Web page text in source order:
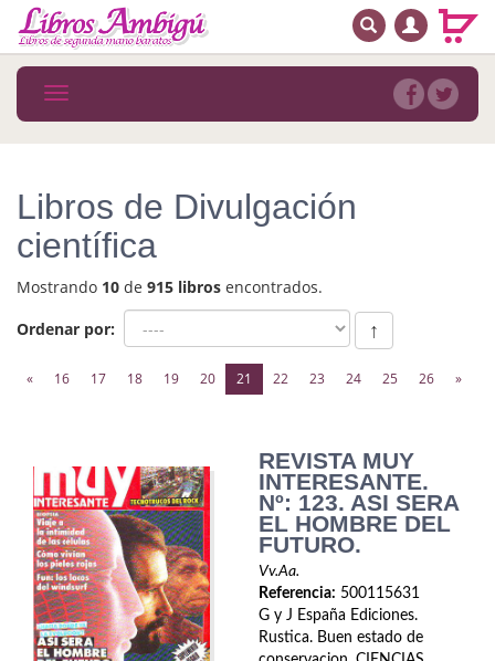
MENÚ PRINCIPAL
Novedades
MATERIAS
Astrología. Ocultismo
Biografías
Ciencia ficción
Cine
Cocina
BUSCAR
Toggle
navigation
Libros de Divulgación
científica
Mostrando 10 de 915 libros encontrados.
Ordenar por:
↑
« 16 17 18 19 20 21 (current)
22 23 24 25 26 »
REVISTA MUY
INTERESANTE.
Nº: 123. ASI SERA
EL HOMBRE DEL
FUTURO.
Vv.Aa.
Referencia: 500115631
G y J España Ediciones.
Rustica. Buen estado de